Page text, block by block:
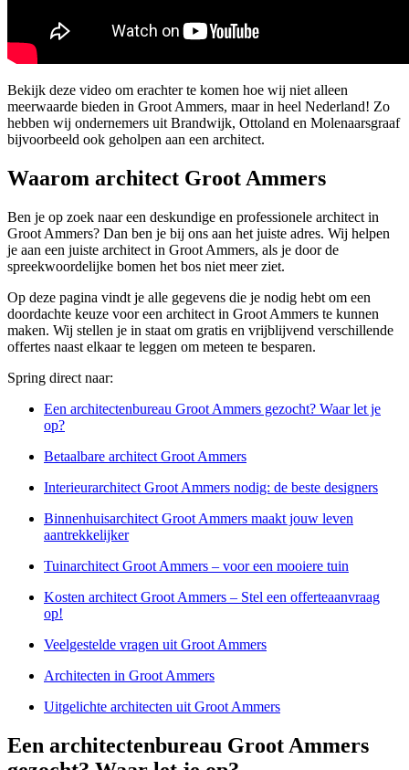
Bekijk deze video om erachter te komen hoe wij niet alleen
meerwaarde bieden in Groot Ammers, maar in heel Nederland! Zo
hebben wij ondernemers uit Brandwijk, Ottoland en Molenaarsgraaf
bijvoorbeeld ook geholpen aan een architect.
Waarom architect Groot Ammers
Ben je op zoek naar een deskundige en professionele architect in
Groot Ammers? Dan ben je bij ons aan het juiste adres. Wij helpen
je aan een juiste architect in Groot Ammers, als je door de
spreekwoordelijke bomen het bos niet meer ziet.
Op deze pagina vindt je alle gegevens die je nodig hebt om een
doordachte keuze voor een architect in Groot Ammers te kunnen
maken. Wij stellen je in staat om gratis en vrijblijvend verschillende
offertes naast elkaar te leggen om meteen te besparen.
Spring direct naar:
Een architectenbureau Groot Ammers gezocht? Waar let je
op?
Betaalbare architect Groot Ammers
Interieurarchitect Groot Ammers nodig: de beste designers
Binnenhuisarchitect Groot Ammers maakt jouw leven
aantrekkelijker
Tuinarchitect Groot Ammers – voor een mooiere tuin
Kosten architect Groot Ammers – Stel een offerteaanvraag
op!
Veelgestelde vragen uit Groot Ammers
Architecten in Groot Ammers
Uitgelichte architecten uit Groot Ammers
Een architectenbureau Groot Ammers